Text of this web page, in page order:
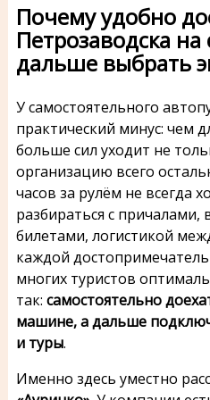
Почему удобно
Петрозаводска
дальше выбрать
У самостоятельного
практический минус: чем
больше сил уходит не
организацию всего
часов за рулём не всегда
разбираться с
билетами, логистикой
каждой
многих туристов
так: самостоятельно
машине, а дальше
и туры.
Именно здесь уместно